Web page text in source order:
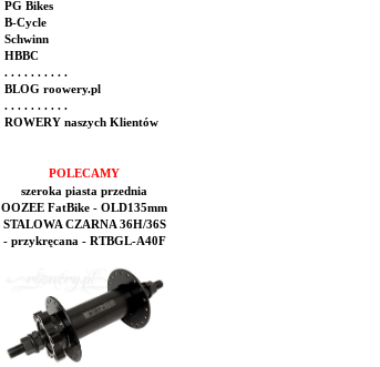
PG Bikes
B-Cycle
Schwinn
HBBC
. . . . . . . . . .
BLOG roowery.pl
. . . . . . . . . .
ROWERY naszych Klientów
POLECAMY
szeroka piasta przednia
OOZEE FatBike - OLD135mm
STALOWA CZARNA 36H/36S
- przykręcana - RTBGL-A40F